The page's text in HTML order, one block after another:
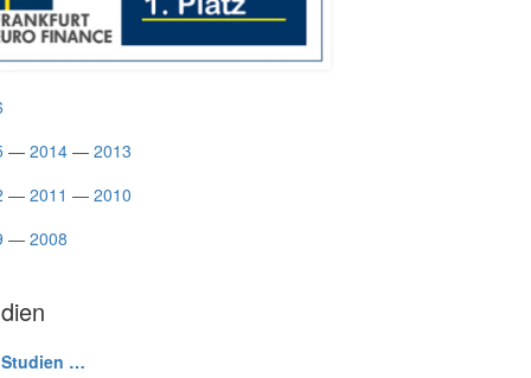
— 2014 — 2013
— 2011 — 2010
— 2008
…